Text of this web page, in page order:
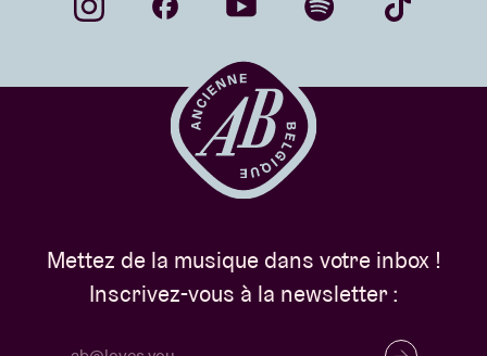
Mettez de la musique dans votre inbox !
Inscrivez-vous à la newsletter :